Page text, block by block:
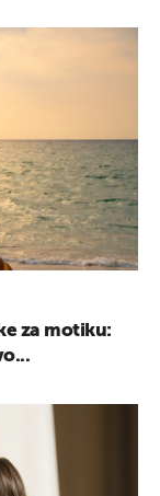
za motiku: